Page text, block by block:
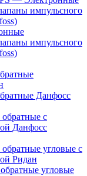
импульсного
импульсного
Данфосс
с
Данфосс
угловые с
Ридан
угловые